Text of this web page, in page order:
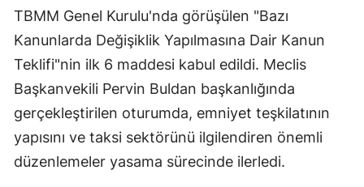
TBMM Genel Kurulu'nda görüşülen "Bazı
Kanunlarda Değişiklik Yapılmasına Dair Kanun
Teklifi"nin ilk 6 maddesi kabul edildi. Meclis
Başkanvekili Pervin Buldan başkanlığında
gerçekleştirilen oturumda, emniyet teşkilatının
yapısını ve taksi sektörünü ilgilendiren önemli
düzenlemeler yasama sürecinde ilerledi.